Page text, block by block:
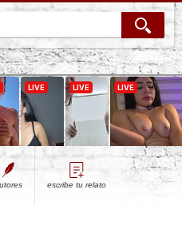
Dreamz.ai - A conversation
that stays between you
escribe tu relato